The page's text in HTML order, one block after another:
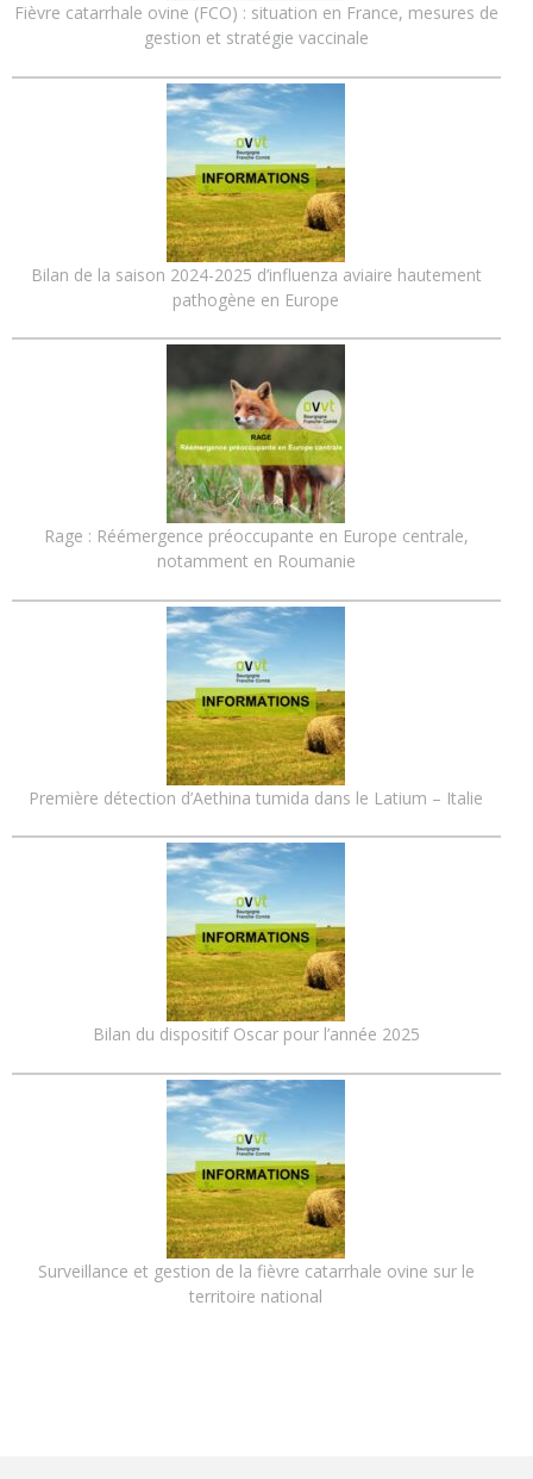
Fièvre catarrhale ovine (FCO) : situation en France, mesures de
gestion et stratégie vaccinale
Bilan de la saison 2024-2025 d’influenza aviaire hautement
pathogène en Europe
Rage : Réémergence préoccupante en Europe centrale,
notamment en Roumanie
Première détection d’Aethina tumida dans le Latium – Italie
Bilan du dispositif Oscar pour l’année 2025
Surveillance et gestion de la fièvre catarrhale ovine sur le
territoire national